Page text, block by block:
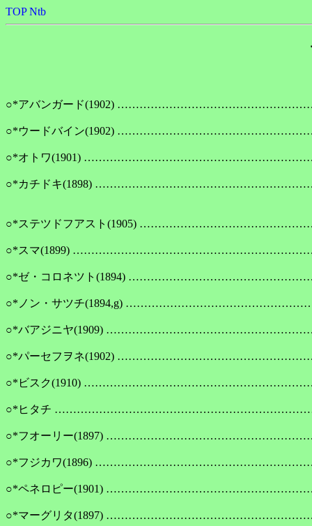
TOP Ntb
○*アバンガード(1902)
○*ウードバイン(1902)
○*オトワ(1901)
○*カチドキ(1898)
○*ステツドフアスト(1905)
○*スマ(1899)
○*ゼ・コロネツト(1894)
○*ノン・サツチ(1894,g)
○*バアジニヤ(1909)
○*パーセフヲネ(1902)
○*ビスク(1910)
○*ヒタチ
○*フオーリー(1897)
○*フジカワ(1896)
○*ペネロピー(1901)
○*マーグリタ(1897)